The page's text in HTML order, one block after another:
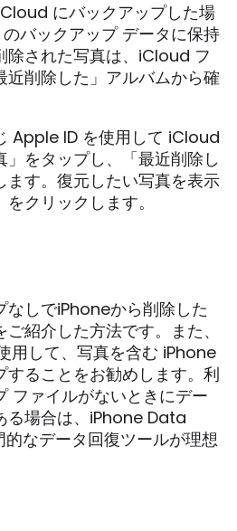
にバックアップした場
バックアップ データに保持
除された写真は、iCloud フ
近削除した」アルバムから確
Apple ID を使用して iCloud
をタップし、「最近削除し
ます。復元したい写真を表示
クリックします。
なしでiPhoneから削除した
紹介した方法です。また、
用して、写真を含む iPhone
することをお勧めします。利
ファイルがないときにデー
る場合は、iPhone Data
なデータ回復ツールが理想